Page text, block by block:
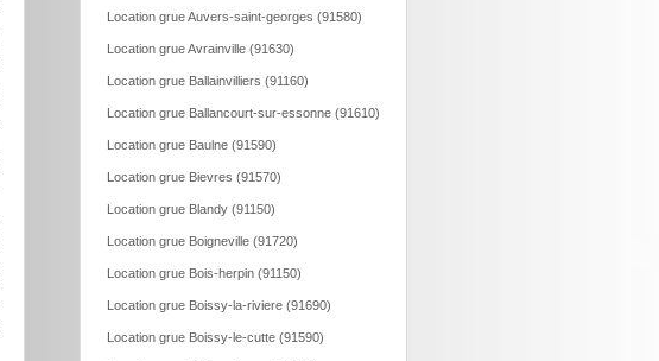
Location grue Auvers-saint-georges (91580)
Location grue Avrainville (91630)
Location grue Ballainvilliers (91160)
Location grue Ballancourt-sur-essonne (91610)
Location grue Baulne (91590)
Location grue Bievres (91570)
Location grue Blandy (91150)
Location grue Boigneville (91720)
Location grue Bois-herpin (91150)
Location grue Boissy-la-riviere (91690)
Location grue Boissy-le-cutte (91590)